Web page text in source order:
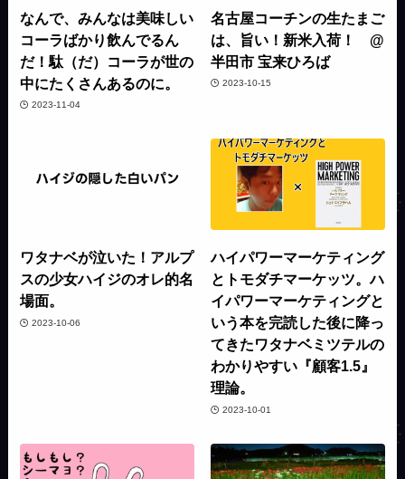
なんで、みんなは美味しい
コーラばかり飲んでるん
だ！駄（だ）コーラが世の
中にたくさんあるのに。
2023-11-04
名古屋コーチンの生たまご
は、旨い！新米入荷！ @
半田市 宝来ひろば
2023-10-15
ワタナベが泣いた！アルプ
スの少女ハイジのオレ的名
場面。
2023-10-06
ハイパワーマーケティング
とトモダチマーケッツ。ハ
イパワーマーケティングと
いう本を完読した後に降っ
てきたワタナベミツテルの
わかりやすい『顧客1.5』
理論。
2023-10-01